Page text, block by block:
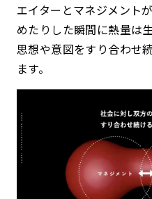
エイターとマネジメント
めたりした瞬間に熱量は
思想や意図をすり合わせ
ます。